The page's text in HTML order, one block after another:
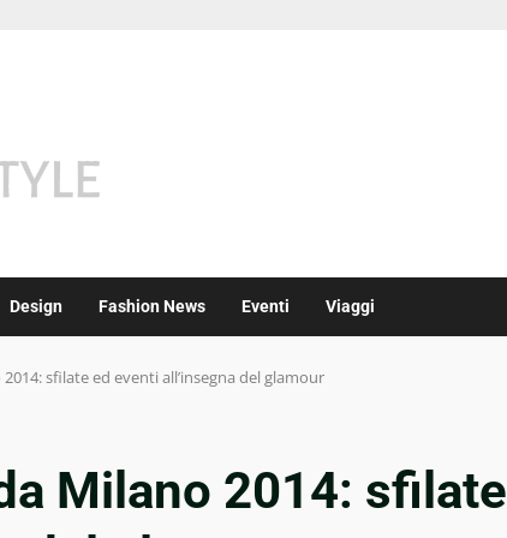
Design Fashion News Eventi Viaggi
sfilate ed eventi all’insegna del glamour
Milano 2014: sfilate